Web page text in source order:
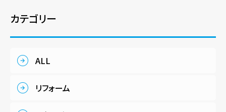
カテゴリー
ALL
リフォーム